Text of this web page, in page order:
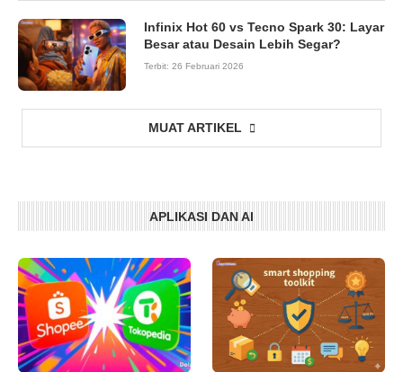
Infinix Hot 60 vs Tecno Spark 30: Layar
Besar atau Desain Lebih Segar?
Terbit: 26 Februari 2026
MUAT ARTIKEL
APLIKASI DAN AI